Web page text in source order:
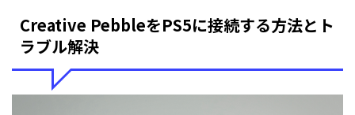
Creative PebbleをPS5に接続する方法とト
ラブル解決